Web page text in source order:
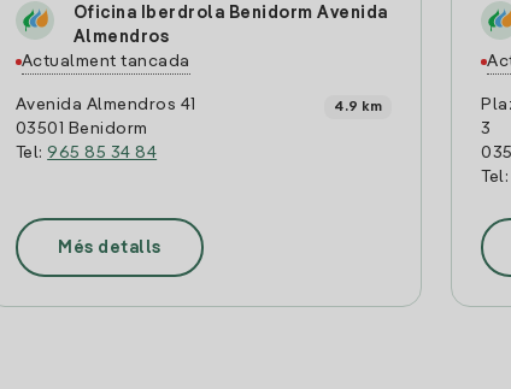
Oficina Iberdrola Benidorm Avenida
Almendros
Actualment tancada
Avenida Almendros 41
03501 Benidorm
Tel:965 85 34 84
4.9 km
Més detalls
3
Tel: